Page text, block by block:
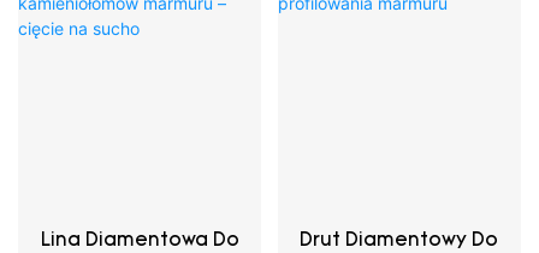
Lina Diamentowa Do
Drut Diamentowy Do